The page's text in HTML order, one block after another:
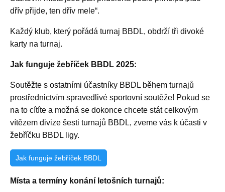
dřív přijde, ten dřív mele“.
Každý klub, který pořádá turnaj BBDL, obdrží tři divoké
karty na turnaj.
Jak funguje žebříček BBDL 2025:
Soutěžte s ostatními účastníky BBDL během turnajů
prostřednictvím spravedlivé sportovní soutěže! Pokud se
na to cítíte a možná se dokonce chcete stát celkovým
vítězem divize šesti turnajů BBDL, zveme vás k účasti v
žebříčku BBDL ligy.
Jak funguje žebříček BBDL
Místa a termíny konání letošních turnajů: